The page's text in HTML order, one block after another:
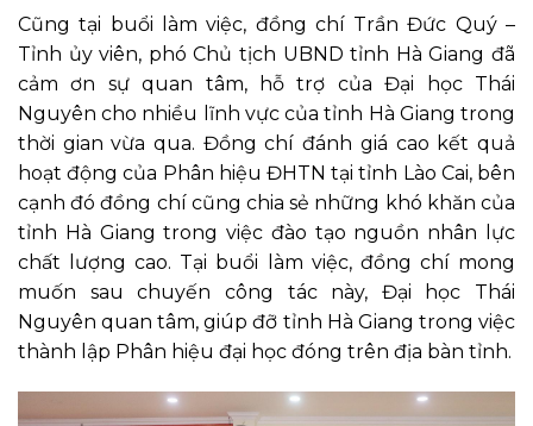
Cũng tại buổi làm việc, đồng chí Trần Đức Quý –
Tỉnh ủy viên, phó Chủ tịch UBND tỉnh Hà Giang đã
cảm ơn sự quan tâm, hỗ trợ của Đại học Thái
Nguyên cho nhiều lĩnh vực của tỉnh Hà Giang trong
thời gian vừa qua. Đồng chí đánh giá cao kết quả
hoạt động của Phân hiệu ĐHTN tại tỉnh Lào Cai, bên
cạnh đó đồng chí cũng chia sẻ những khó khăn của
tỉnh Hà Giang trong việc đào tạo nguồn nhân lực
chất lượng cao. Tại buổi làm việc, đồng chí mong
muốn sau chuyến công tác này, Đại học Thái
Nguyên quan tâm, giúp đỡ tỉnh Hà Giang trong việc
thành lập Phân hiệu đại học đóng trên địa bàn tỉnh.